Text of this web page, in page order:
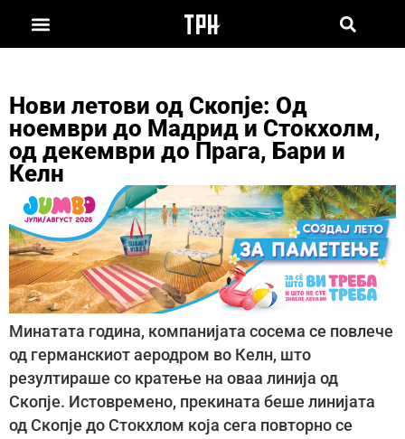
Нови летови од Скопје: Oд
ноември до Мадрид и Стокхолм,
од декември до Прага, Бари и
Келн
Минатата година, компанијата сосема се повлече
од германскиот аеродром во Келн, што
резултираше со кратење на оваа линија од
Скопје. Истовремено, прекината беше линијата
од Скопје до Стокхлом која сега повторно се